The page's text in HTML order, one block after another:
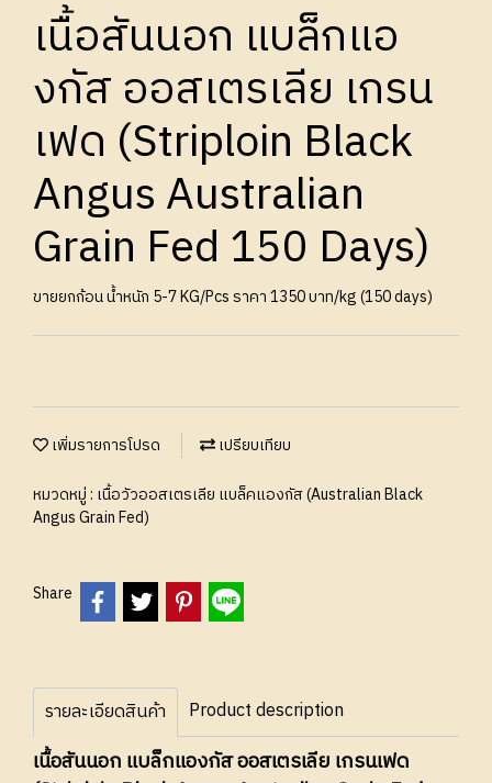
เนื้อสันนอก แบล็กแอ
งกัส ออสเตรเลีย เกรน
เฟด (Striploin Black
Angus Australian
Grain Fed 150 Days)
ขายยกก้อน น้ำหนัก 5-7 KG/Pcs ราคา 1350 บาท/kg (150 days)
เพิ่มรายการโปรด
เปรียบเทียบ
หมวดหมู่ : เนื้อวัวออสเตรเลีย แบล็คแองกัส (Australian Black
Angus Grain Fed)
Share
รายละเอียดสินค้า Product description
เนื้อสันนอก แบล็กแองกัส ออสเตรเลีย เกรนเฟด